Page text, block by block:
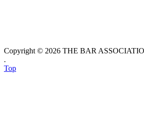
Copyright © 2026 THE BAR
.
Top